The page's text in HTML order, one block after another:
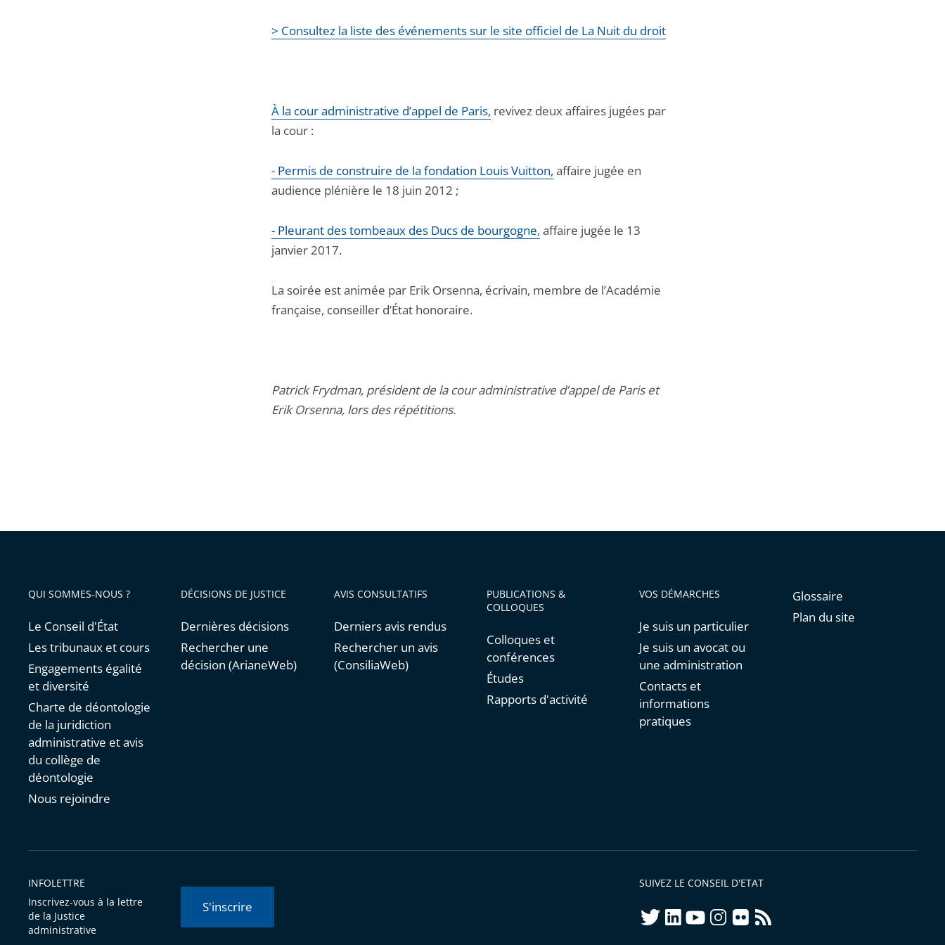
> Consultez la liste des événements sur le site officiel de La Nuit du droit
À la cour administrative d’appel de Paris, revivez deux affaires jugées par
la cour :
- Permis de construire de la fondation Louis Vuitton, affaire jugée en
audience plénière le 18 juin 2012 ;
- Pleurant des tombeaux des Ducs de bourgogne, affaire jugée le 13
janvier 2017.
La soirée est animée par Erik Orsenna, écrivain, membre de l’Académie
française, conseiller d’État honoraire.
Patrick Frydman, président de la cour administrative d’appel de Paris et
Erik Orsenna, lors des répétitions.
QUI SOMMES-NOUS ?
Le Conseil d'État
Les tribunaux et cours
Engagements égalité
et diversité
Charte de déontologie
de la juridiction
administrative et avis
du collège de
déontologie
Nous rejoindre
DÉCISIONS DE JUSTICE
Dernières décisions
Rechercher une
décision (ArianeWeb)
AVIS CONSULTATIFS
Derniers avis rendus
Rechercher un avis
(ConsiliaWeb)
PUBLICATIONS &
COLLOQUES
Colloques et
conférences
Études
Rapports d'activité
VOS DÉMARCHES
Je suis un particulier
Je suis un avocat ou
une administration
Contacts et
informations
pratiques
Glossaire
Plan du site
INFOLETTRE
Inscrivez-vous à la lettre
de la Justice
administrative
S'inscrire
SUIVEZ LE CONSEIL D'ETAT
twitterlinkedInyoutubeinstagram
flickrrss